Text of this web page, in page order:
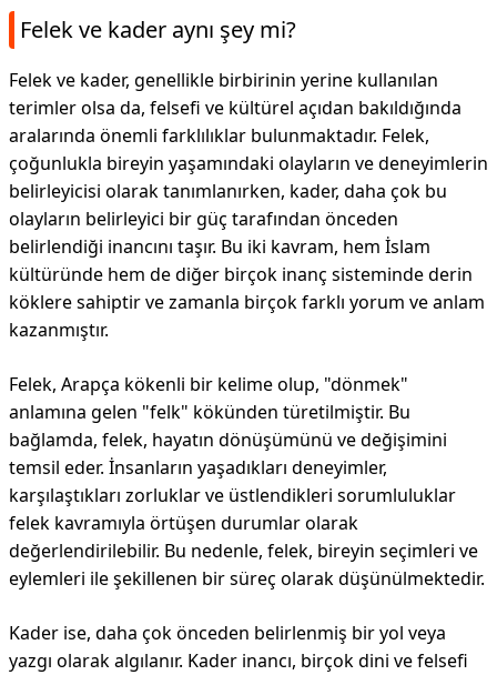
Felek ve kader aynı şey mi?
Felek ve kader, genellikle birbirinin yerine kullanılan
terimler olsa da, felsefi ve kültürel açıdan bakıldığında
aralarında önemli farklılıklar bulunmaktadır. Felek,
çoğunlukla bireyin yaşamındaki olayların ve deneyimlerin
belirleyicisi olarak tanımlanırken, kader, daha çok bu
olayların belirleyici bir güç tarafından önceden
belirlendiği inancını taşır. Bu iki kavram, hem İslam
kültüründe hem de diğer birçok inanç sisteminde derin
köklere sahiptir ve zamanla birçok farklı yorum ve anlam
kazanmıştır.
Felek, Arapça kökenli bir kelime olup, "dönmek"
anlamına gelen "felk" kökünden türetilmiştir. Bu
bağlamda, felek, hayatın dönüşümünü ve değişimini
temsil eder. İnsanların yaşadıkları deneyimler,
karşılaştıkları zorluklar ve üstlendikleri sorumluluklar
felek kavramıyla örtüşen durumlar olarak
değerlendirilebilir. Bu nedenle, felek, bireyin seçimleri ve
eylemleri ile şekillenen bir süreç olarak düşünülmektedir.
Kader ise, daha çok önceden belirlenmiş bir yol veya
yazgı olarak algılanır. Kader inancı, birçok dini ve felsefi